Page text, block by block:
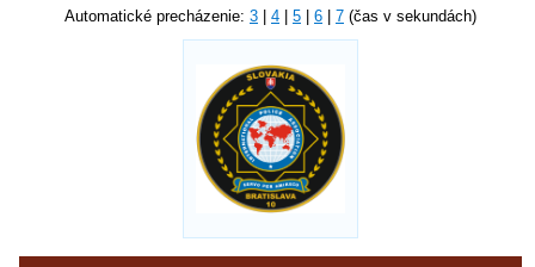
Automatické precházenie: 3 4 5 6 7 (čas v sekundách)